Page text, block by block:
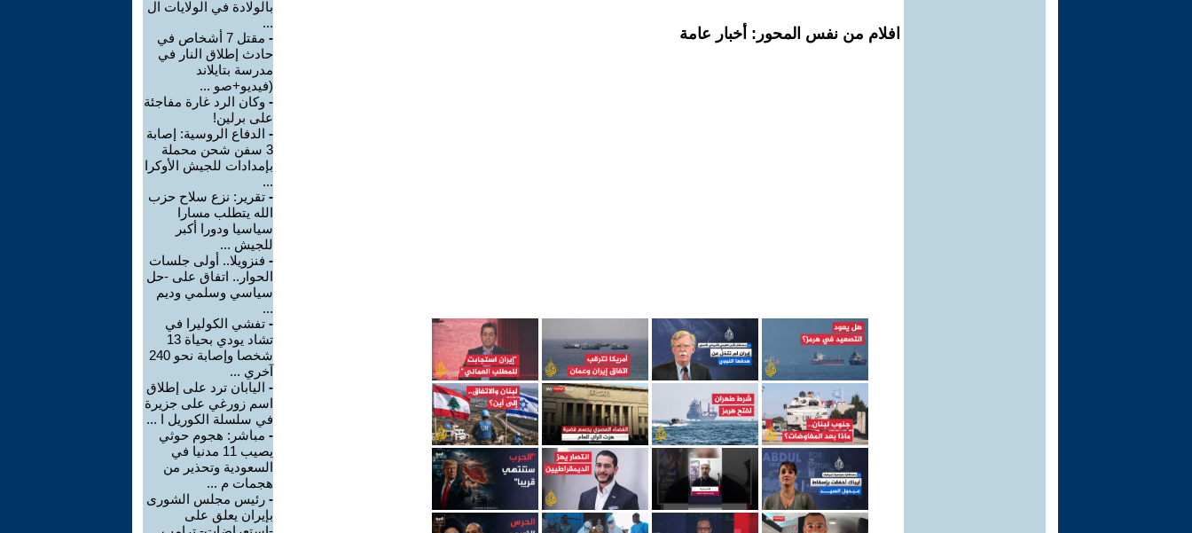
افلام من نفس المحور: أخبار عامة
بالولادة في الولايات ال
...
-
مقتل 7 أشخاص في
حادث إطلاق النار في
مدرسة بتايلاند
(فيديو+صو ...
- وكان الرد غارة مفاجئة
على برلين!
- الدفاع الروسية: إصابة
3 سفن شحن محملة
بإمدادات للجيش الأوكرا
...
- تقرير: نزع سلاح حزب
الله يتطلب مسارا
سياسيا ودورا أكبر
للجيش ...
- فنزويلا.. أولى جلسات
الحوار.. اتفاق على -حل
سياسي وسلمي وديم
...
- تفشي الكوليرا في
تشاد يودي بحياة 13
شخصا وإصابة نحو 240
آخري ...
- اليابان ترد على إطلاق
اسم زورغي على جزيرة
في سلسلة الكوريل ا ...
- مباشر: هجوم حوثي
يصيب 11 مدنيا في
السعودية وتحذير من
هجمات م ...
- رئيس مجلس الشورى
بإيران يعلق على